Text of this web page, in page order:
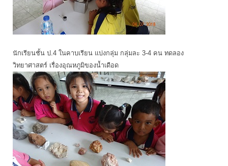
นักเรียนชั้น ป.4 ในคาบเรียน แบ่งกลุ่ม กลุ่มละ 3-4 คน ทดลอง
วิทยาศาสตร์ เรื่องอุณหภูมิของน้ำเดือด